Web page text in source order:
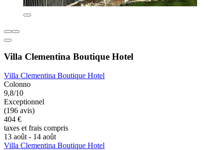
Villa Clementina Boutique Hotel
Villa Clementina Boutique Hotel
Colonno
9,8/10
Exceptionnel
(196 avis)
404 €
taxes et frais compris
13 août - 14 août
Villa Clementina Boutique Hotel